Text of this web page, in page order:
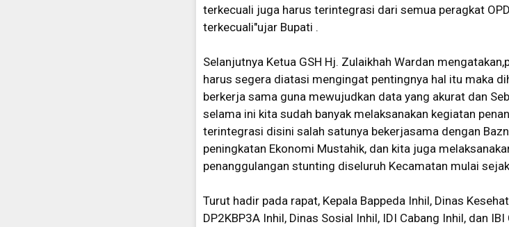
terkecuali juga harus terintegrasi dari semua peragkat
terkecuali"ujar Bupati .
Selanjutnya Ketua GSH Hj. Zulaikhah Wardan
harus segera diatasi mengingat pentingnya hal itu maka
berkerja sama guna mewujudkan data yang akurat dan
selama ini kita sudah banyak melaksanakan kegiatan
terintegrasi disini salah satunya bekerjasama dengan
peningkatan Ekonomi Mustahik, dan kita juga
penanggulangan stunting diseluruh Kecamatan mulai
Turut hadir pada rapat, Kepala Bappeda Inhil, Dinas
DP2KBP3A Inhil, Dinas Sosial Inhil, IDI Cabang Inhil, dan